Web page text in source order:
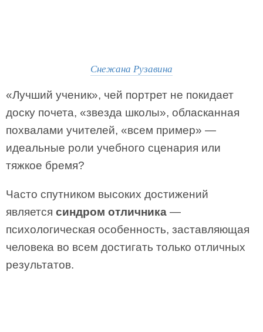
Снежана Рузавина
«Лучший ученик», чей портрет не покидает
доску почета, «звезда школы», обласканная
похвалами учителей, «всем пример» —
идеальные роли учебного сценария или
тяжкое бремя?
Часто спутником высоких достижений
является синдром отличника —
психологическая особенность, заставляющая
человека во всем достигать только отличных
результатов.